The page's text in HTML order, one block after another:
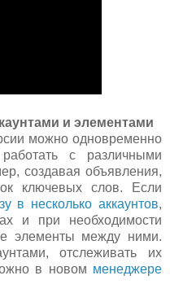
и элементами
можно одновременно
с различными
создавая объявления,
ключевых слов. Если
в несколько аккаунтов,
и при необходимости
элементы между ними.
отслеживать их
в новом менеджере